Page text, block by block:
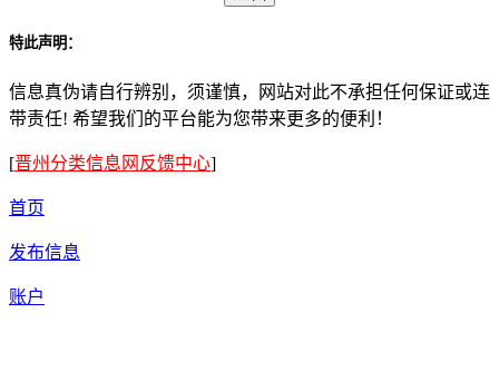
特此声明：
信息真伪请自行辨别，须谨慎，网站对此不承担任何保证或连
带责任! 希望我们的平台能为您带来更多的便利！
[晋州分类信息网反馈中心]
首页
发布信息
账户